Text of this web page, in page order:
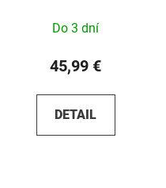
Do 3 dní
45,99 €
DETAIL